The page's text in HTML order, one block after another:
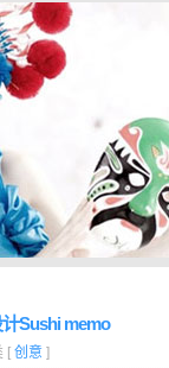
Sushi memo
[ 创意 ]